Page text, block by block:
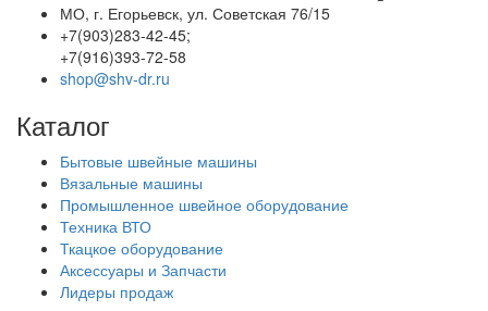
МО, г. Егорьевск, ул. Советская 76/15
+7(903)283-42-45;
+7(916)393-72-58
shop@shv-dr.ru
Каталог
Бытовые швейные машины
Вязальные машины
Промышленное швейное оборудование
Техника ВТО
Ткацкое оборудование
Аксессуары и Запчасти
Лидеры продаж